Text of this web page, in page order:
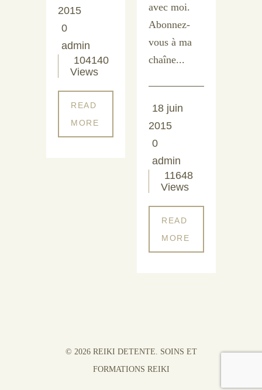
2015
0
admin
104140
Views
READ
MORE
avec moi.
Abonnez-
vous à ma
chaîne...
18 juin
2015
0
admin
11648
Views
READ
MORE
© 2026 REIKI DETENTE. SOINS ET
FORMATIONS REIKI